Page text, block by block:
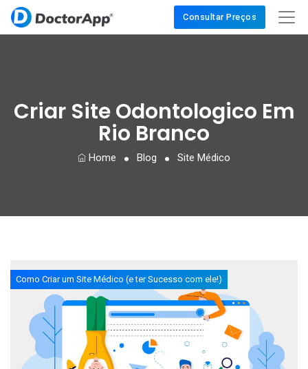
Consultar Preços
Criar Site Odontologico Em
Rio Branco
Home Blog Site Médico
Como Criar um Site Médico (e ter Sucesso com ele!)